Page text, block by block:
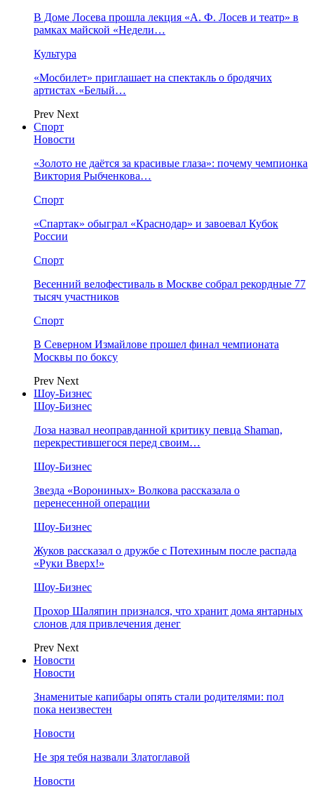
В Доме Лосева прошла лекция «А. Ф. Лосев и театр» в
рамках майской «Недели…
Культура
«Мосбилет» приглашает на спектакль о бродячих
артистах «Белый…
Prev Next
Спорт
Новости
«Золото не даётся за красивые глаза»: почему чемпионка
Виктория Рыбченкова…
Спорт
«Спартак» обыграл «Краснодар» и завоевал Кубок
России
Спорт
Весенний велофестиваль в Москве собрал рекордные 77
тысяч участников
Спорт
В Северном Измайлове прошел финал чемпионата
Москвы по боксу
Prev Next
Шоу-Бизнес
Шоу-Бизнес
Лоза назвал неоправданной критику певца Shaman,
перекрестившегося перед своим…
Шоу-Бизнес
Звезда «Ворониных» Волкова рассказала о
перенесенной операции
Шоу-Бизнес
Жуков рассказал о дружбе с Потехиным после распада
«Руки Вверх!»
Шоу-Бизнес
Прохор Шаляпин признался, что хранит дома янтарных
слонов для привлечения денег
Prev Next
Новости
Новости
Знаменитые капибары опять стали родителями: пол
пока неизвестен
Новости
Не зря тебя назвали Златоглавой
Новости